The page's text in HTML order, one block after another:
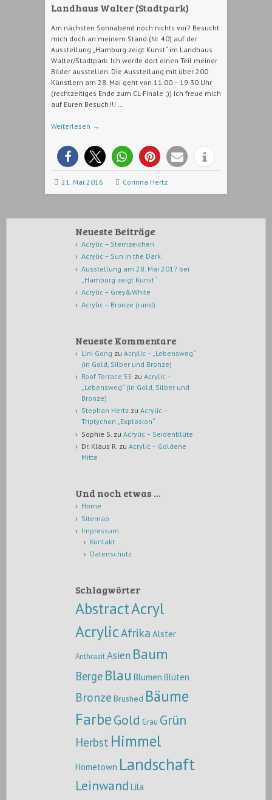
Landhaus Walter (Stadtpark)
Am nächsten Sonnabend noch nichts vor? Besucht
mich doch an meinem Stand (Nr. 40) auf der
Ausstellung „Hamburg zeigt Kunst“ im Landhaus
Walter/Stadtpark. Ich werde dort einen Teil meiner
Bilder ausstellen. Die Ausstellung mit über 200
Künstlern am 28. Mai geht von 11.00 – 19.30 Uhr
(rechtzeitiges Ende zum CL-Finale ;)) Ich freue mich
auf Euren Besuch!!! …
Weiterlesen →
21. Mai 2016 Corinna Hertz
Neueste Beiträge
Acrylic – Sternzeichen
Acrylic – Sun in the Dark
Ausstellung am 28. Mai 2017 bei
„Hamburg zeigt Kunst“
Acrylic – Grey&White
Acrylic – Bronze (rund)
Neueste Kommentare
Lini Gong zu Acrylic – „Lebensweg“
(in Gold, Silber und Bronze)
Roof Terrace 55 zu Acrylic –
„Lebensweg“ (in Gold, Silber und
Bronze)
Stephan Hertzzu Acrylic –
Triptychon „Explosion“
Sophie S. zu Acrylic – Seidenblüte
Dr. Klaus R.zu Acrylic – Goldene
Mitte
Und noch etwas …
Home
Sitemap
Impressum
Kontakt
Datenschutz
Schlagwörter
AbstractAcryl
AcrylicAfrika Alster
AnthrazitAsien Baum
Berge Blau Blumen Blüten
Bronze Brushed Bäume
FarbeGold Grau Grün
Herbst Himmel
Hometown Landschaft
Leinwand Lila